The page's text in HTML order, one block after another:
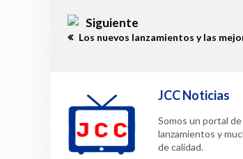
Siguiente
Los nuevos lanzamientos y las
JCC Noticias
Somos un portal
lanzamientos y
de calidad.